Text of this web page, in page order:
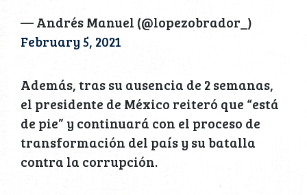
— Andrés Manuel (@lopezobrador_)
February 5, 2021
Además, tras su ausencia de 2 semanas,
el presidente de México reiteró que “está
de pie” y continuará con el proceso de
transformación del país y su batalla
contra la corrupción.